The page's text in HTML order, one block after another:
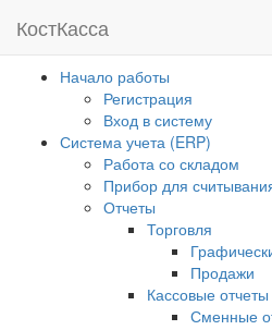
КостКасса
Начало работы
Регистрация
Вход в систему
Система учета (ERP)
Работа со складом
Прибор для
Отчеты
Торговля
Продажи
Кассовые отчеты
Сменные